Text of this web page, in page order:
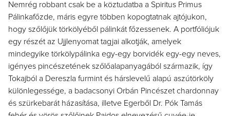
Nemrég robbant csak be a köztudatba a Spiritus Primus
Pálinkafőzde, máris egyre többen kopogtatnak ajtójukon,
hogy szőlőjük törkölyéből pálinkát főzessenek. A portfóliójuk
egy részét az Ujjlenyomat tagjai alkotják, amelyek
mindegyike törkölypálinka egy-egy borvidék egy-egy neves,
igényes pincészetének szőlőalapanyagából származik, így
Tokajból a Dereszla furmint és hárslevelű alapú aszútörköly
különlegessége, a badacsonyi Orbán Pincészet chardonnay
és szürkebarát házasítása, illetve Egerből Dr. Pók Tamás